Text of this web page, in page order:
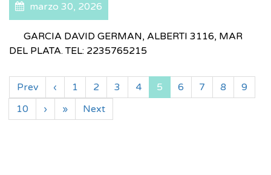
marzo 30, 2026
GARCIA DAVID GERMAN, ALBERTI 3116, MAR
DEL PLATA. TEL: 2235765215
Prev ‹ 1 2 3 4 5 6 7 8
9
10
› » Next